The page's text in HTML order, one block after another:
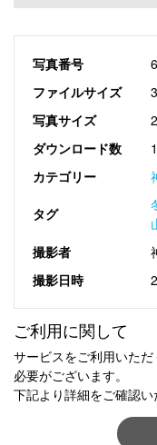
写真番号
ファイルサイズ
写真サイズ
ダウンロード数
カテゴリー
タグ
撮影者
撮影日時
ご利用に関して
サービスをご利用いた
必要がございます。
下記より詳細をご確認い